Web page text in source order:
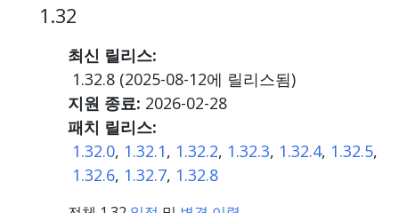
1.32
최신 릴리스:
1.32.8 (2025-08-12에 릴리스됨)
지원 종료: 2026-02-28
패치 릴리스:
1.32.0, 1.32.1, 1.32.2, 1.32.3, 1.32.4, 1.32.5,
1.32.6, 1.32.7, 1.32.8